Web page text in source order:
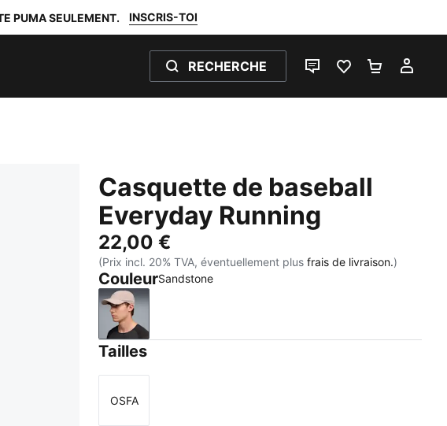
PUMA SEULEMENT. INSCRIS-TOI
RECHERCHE
LIVE CHATFAVORIS 0PANIER 0
Casquette de baseball
Everyday Running
22,00 €
(Prix incl. 20% TVA, éventuellement plusfrais de livraison.)
CouleurSandstone
Sandstone
Tailles
Taille
OSFA